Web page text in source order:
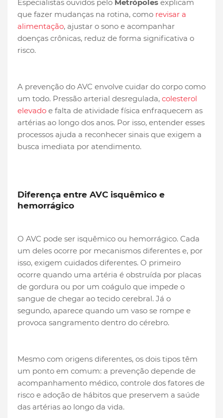
Especialistas ouvidos pelo Metrópoles explicam
que fazer mudanças na rotina, como revisar a
alimentação, ajustar o sono e acompanhar
doenças crônicas, reduz de forma significativa o
risco.
A prevenção do AVC envolve cuidar do corpo como
um todo. Pressão arterial desregulada, colesterol
elevado e falta de atividade física enfraquecem as
artérias ao longo dos anos. Por isso, entender esses
processos ajuda a reconhecer sinais que exigem a
busca imediata por atendimento.
Diferença entre AVC isquêmico e
hemorrágico
O AVC pode ser isquêmico ou hemorrágico. Cada
um deles ocorre por mecanismos diferentes e, por
isso, exigem cuidados diferentes. O primeiro
ocorre quando uma artéria é obstruída por placas
de gordura ou por um coágulo que impede o
sangue de chegar ao tecido cerebral. Já o
segundo, aparece quando um vaso se rompe e
provoca sangramento dentro do cérebro.
Mesmo com origens diferentes, os dois tipos têm
um ponto em comum: a prevenção depende de
acompanhamento médico, controle dos fatores de
risco e adoção de hábitos que preservem a saúde
das artérias ao longo da vida.